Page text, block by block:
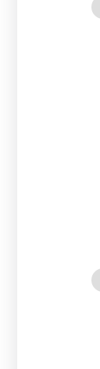
Foto: Lidiia